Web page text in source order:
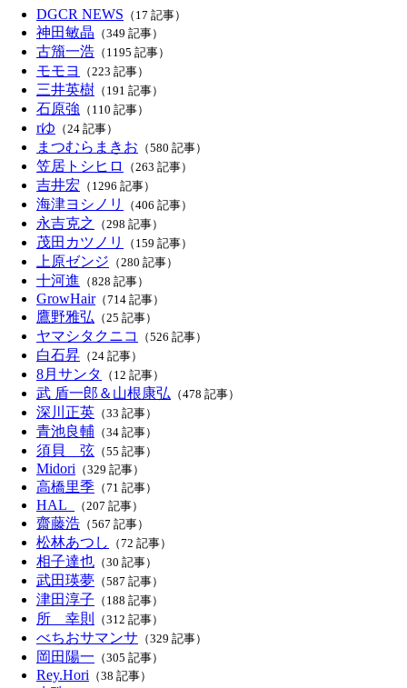
DGCR NEWS （17 記事）
神田敏晶 （349 記事）
古籏一浩 （1195 記事）
モモヨ （223 記事）
三井英樹 （191 記事）
石原強 （110 記事）
rゆ （24 記事）
まつむらまきお （580 記事）
笠居トシヒロ （263 記事）
吉井宏 （1296 記事）
海津ヨシノリ （406 記事）
永吉克之 （298 記事）
茂田カツノリ （159 記事）
上原ゼンジ （280 記事）
十河進 （828 記事）
GrowHair（714 記事）
鷹野雅弘 （25 記事）
ヤマシタクニコ （526 記事）
白石昇 （24 記事）
8月サンタ （12 記事）
武 盾一郎＆山根康弘 （478 記事）
深川正英 （33 記事）
青池良輔 （34 記事）
須貝 弦 （55 記事）
Midori （329 記事）
高橋里季 （71 記事）
HAL_ （207 記事）
齋藤浩 （567 記事）
松林あつし （72 記事）
相子達也 （30 記事）
武田瑛夢 （587 記事）
津田淳子 （188 記事）
所 幸則 （312 記事）
べちおサマンサ （329 記事）
岡田陽一 （305 記事）
Rey.Hori （38 記事）